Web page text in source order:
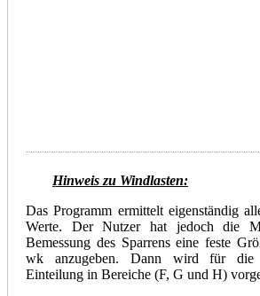
Hinweis zu Windlasten:
Das Programm ermittelt eigenständig
Werte. Der Nutzer hat jedoch die
Bemessung des Sparrens eine feste
wk anzugeben. Dann wird für die
Einteilung in Bereiche (F, G und H)